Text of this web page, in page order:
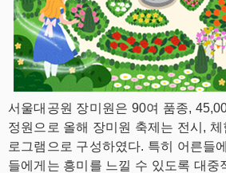
서울대공원 장미원은 90여 품종,
정원으로 올해 장미원 축제는 전시, 체
로그램으로 구성하였다. 특히 어른들
들에게는 흥미를 느낄 수 있도록 대중